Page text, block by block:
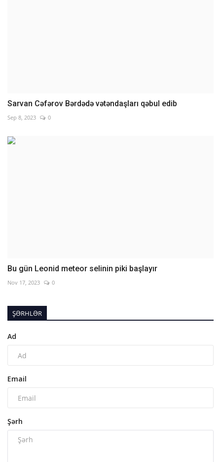
Sarvan Cəfərov Bərdədə vətəndaşları qəbul edib
Sep 8, 2023 0
Bu gün Leonid meteor selinin piki başlayır
Nov 17, 2023 0
ŞƏRHLƏR
Ad
Email
Şərh